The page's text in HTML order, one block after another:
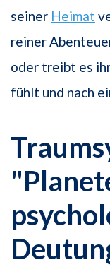
seiner Heimat
reiner
oder treibt es
fühlt und nach